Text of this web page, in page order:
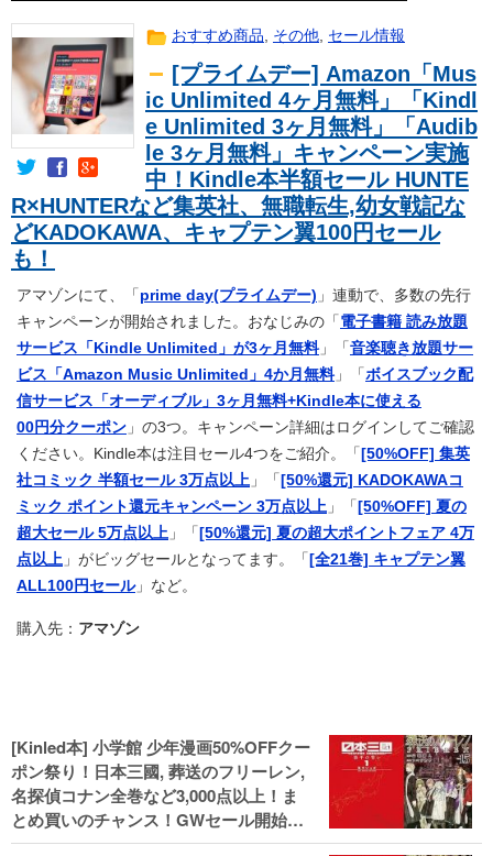
おすすめ商品, その他, セール情報
[プライムデー] Amazon「Mus
ic Unlimited 4ヶ月無料」「Kindl
e Unlimited 3ヶ月無料」「Audib
le 3ヶ月無料」キャンペーン実施
中！Kindle本半額セール HUNTE
R×HUNTERなど集英社、無職転生,幼女戦記な
どKADOKAWA、キャプテン翼100円セール
も！
アマゾンにて、「 prime day(プライムデー) 」連動で、多数の先行
キャンペーンが開始されました。おなじみの「 電子書籍 読み放題
サービス「Kindle Unlimited」が3ヶ月無料」「 音楽聴き放題サー
ビス「Amazon Music Unlimited」4か月無料」「 ボイスブック配
信サービス「オーディブル」3ヶ月無料+Kindle本に使える
00円分クーポン 」の3つ。キャンペーン詳細はログインしてご確認
ください。Kindle本は注目セール4つをご紹介。「 [50%OFF] 集英
社コミック 半額セール 3万点以上 」「 [50%還元] KADOKAWAコ
ミック ポイント還元キャンペーン 3万点以上 」「 [50%OFF] 夏の
超大セール 5万点以上 」「 [50%還元] 夏の超大ポイントフェア 4万
点以上 」がビッグセールとなってます。「 [全21巻] キャプテン翼
ALL100円セール」など。
購入先： アマゾン
[Kinled本] 小学館 少年漫画50%OFFクー
ポン祭り！日本三國, 葬送のフリーレン,
名探偵コナン全巻など3,000点以上！ま
とめ買いのチャンス！GWセール開始！
人気コミック多数 カドカワ祭やIT関連本